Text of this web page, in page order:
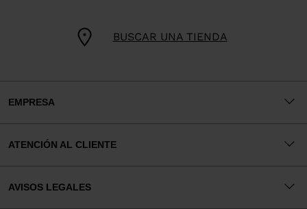
BUSCAR UNA TIENDA
EMPRESA
ATENCIÓN AL CLIENTE
AVISOS LEGALES